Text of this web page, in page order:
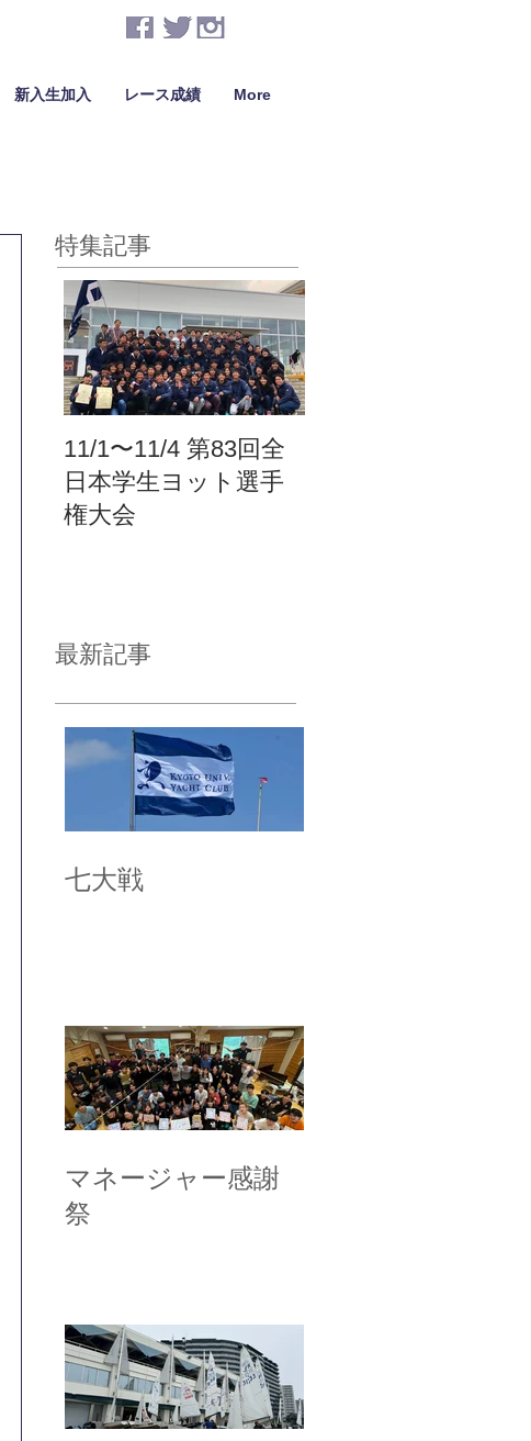
新入生加入 レース成績 More
特集記事
11/1〜11/4 第83回全
日本学生ヨット選手
権大会
最新記事
七大戦
マネージャー感謝
祭